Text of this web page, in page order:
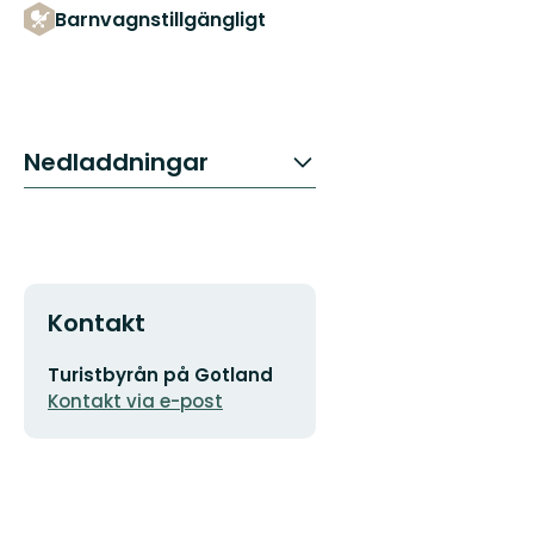
Barnvagnstillgängligt
Nedladdningar
Kontakt
E-
postadress
Turistbyrån på Gotland
Kontakt via e-post